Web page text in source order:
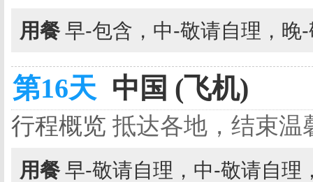
用餐 早-包含，中-敬请自理，晚
第16天 中国 (飞机)
行程概览 抵达各地，结束温
用餐 早-敬请自理，中-敬请自理